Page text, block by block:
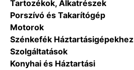
Tartozékok, Alkatrészek
Porszívó és Takarítógép
Motorok
Szénkefék Háztartásigépekhez
Szolgáltatások
Konyhai és Háztartási